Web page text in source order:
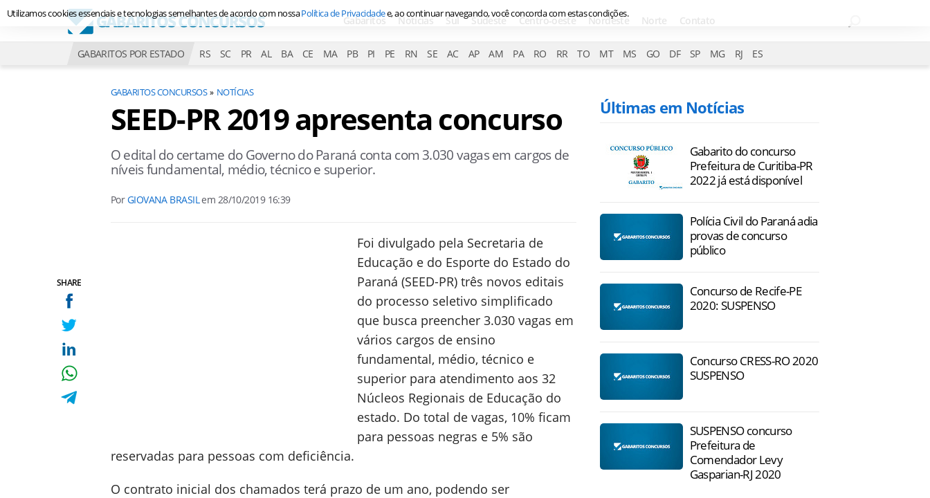
Gabaritos Notícias Sul Sudeste Centro-oeste Nordeste Norte Contato
GABARITOS POR ESTADO RS SC PR AL BA CE MA PB PI PE RN SE AC AP AM PA RO RR TO MT MS GO DF SP MG RJ ES
SHARE
GABARITOS CONCURSOS NOTÍCIAS
SEED-PR 2019 apresenta concurso
O edital do certame do Governo do Paraná conta com 3.030 vagas em cargos de
níveis fundamental, médio, técnico e superior.
PorGIOVANA BRASILem 28/10/2019 16:39
Foi divulgado pela Secretaria de
Educação e do Esporte do Estado do
Paraná (SEED-PR) três novos editais
do processo seletivo simplificado
que busca preencher 3.030 vagas em
vários cargos de ensino
fundamental, médio, técnico e
superior para atendimento aos 32
Núcleos Regionais de Educação do
estado. Do total de vagas, 10% ficam
para pessoas negras e 5% são
reservadas para pessoas com deficiência.
O contrato inicial dos chamados terá prazo de um ano, podendo ser
Últimas em Notícias
Gabarito do concurso
Prefeitura de Curitiba-PR
2022 já está disponível
Polícia Civil do Paraná adia
provas de concurso
público
Concurso de Recife-PE
2020: SUSPENSO
Concurso CRESS-RO 2020
SUSPENSO
SUSPENSO concurso
Prefeitura de
Comendador Levy
Gasparian-RJ 2020
Utilizamos cookies essenciais e tecnologias semelhantes de acordo com nossaPolítica de Privacidadee, ao continuar navegando, você concorda com estas condições.